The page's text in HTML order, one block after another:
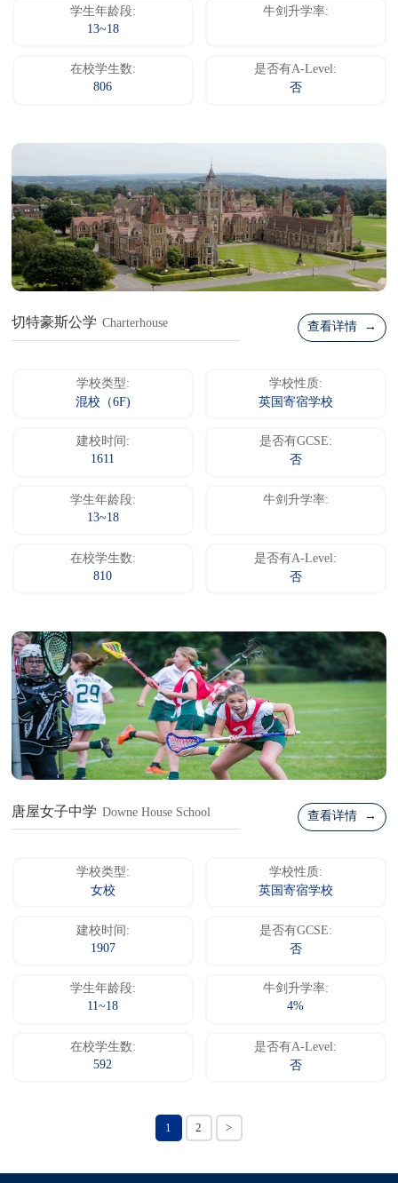
学生年龄段:
13~18
牛剑升学率:
在校学生数:
806
是否有A-Level:
否
切特豪斯公学 Charterhouse 查看详情 →
学校类型:
混校（6F)
学校性质:
英国寄宿学校
建校时间:
1611
是否有GCSE:
否
学生年龄段:
13~18
牛剑升学率:
在校学生数:
810
是否有A-Level:
否
唐屋女子中学 Downe House School 查看详情 →
学校类型:
女校
学校性质:
英国寄宿学校
建校时间:
1907
是否有GCSE:
否
学生年龄段:
11~18
牛剑升学率:
4%
在校学生数:
592
是否有A-Level:
否
1 2 >